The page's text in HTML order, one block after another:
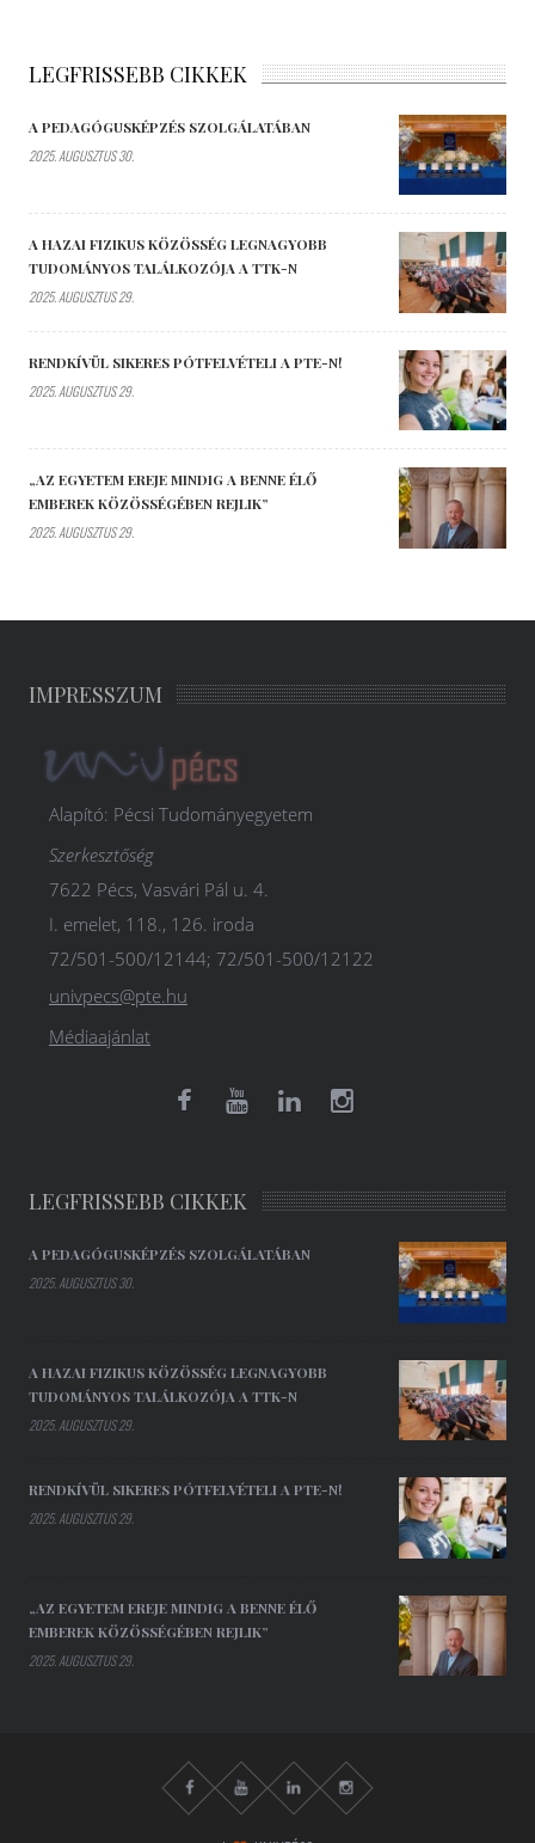
LEGFRISSEBB CIKKEK
A PEDAGÓGUSKÉPZÉS SZOLGÁLATÁBAN
2025. AUGUSZTUS 30.
A HAZAI FIZIKUS KÖZÖSSÉG LEGNAGYOBB
TUDOMÁNYOS TALÁLKOZÓJA A TTK-N
2025. AUGUSZTUS 29.
RENDKÍVÜL SIKERES PÓTFELVÉTELI A PTE-N!
2025. AUGUSZTUS 29.
„AZ EGYETEM EREJE MINDIG A BENNE ÉLŐ
EMBEREK KÖZÖSSÉGÉBEN REJLIK”
2025. AUGUSZTUS 29.
IMPRESSZUM
Alapító: Pécsi Tudományegyetem
Szerkesztőség
7622 Pécs, Vasvári Pál u. 4.
I. emelet, 118., 126. iroda
72/501-500/12144; 72/501-500/12122
univpecs@pte.hu
Médiaajánlat
LEGFRISSEBB CIKKEK
A PEDAGÓGUSKÉPZÉS SZOLGÁLATÁBAN
2025. AUGUSZTUS 30.
A HAZAI FIZIKUS KÖZÖSSÉG LEGNAGYOBB
TUDOMÁNYOS TALÁLKOZÓJA A TTK-N
2025. AUGUSZTUS 29.
RENDKÍVÜL SIKERES PÓTFELVÉTELI A PTE-N!
2025. AUGUSZTUS 29.
„AZ EGYETEM EREJE MINDIG A BENNE ÉLŐ
EMBEREK KÖZÖSSÉGÉBEN REJLIK”
2025. AUGUSZTUS 29.